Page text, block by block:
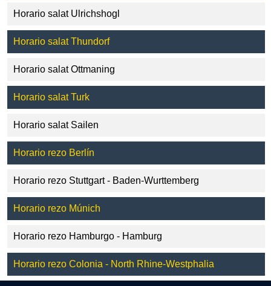
Horario salat Ulrichshogl
Horario salat Thundorf
Horario salat Ottmaning
Horario salat Turk
Horario salat Sailen
Horario rezo Berlín
Horario rezo Stuttgart - Baden-Wurttemberg
Horario rezo Múnich
Horario rezo Hamburgo - Hamburg
Horario rezo Colonia - North Rhine-Westphalia